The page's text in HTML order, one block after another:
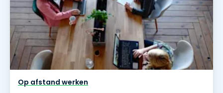
Op afstand werken